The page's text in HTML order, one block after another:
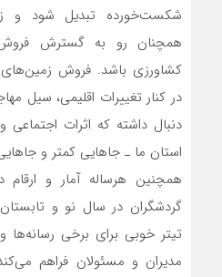
شکست‌خورده تبدیل شود و
همچنان رو به گسترش فروش
کشاورزی باشد. فروش زمین‌های
در کنار تغییرات اقلیمی، سیل
دنبال داشته که اثرات
استان ما ـ جاهایی کمتر و
همچنین هرساله آمار و
گردشگران در سال نو و
تیتر خوبی برای برخی
مدیران و مسئولان فراهم